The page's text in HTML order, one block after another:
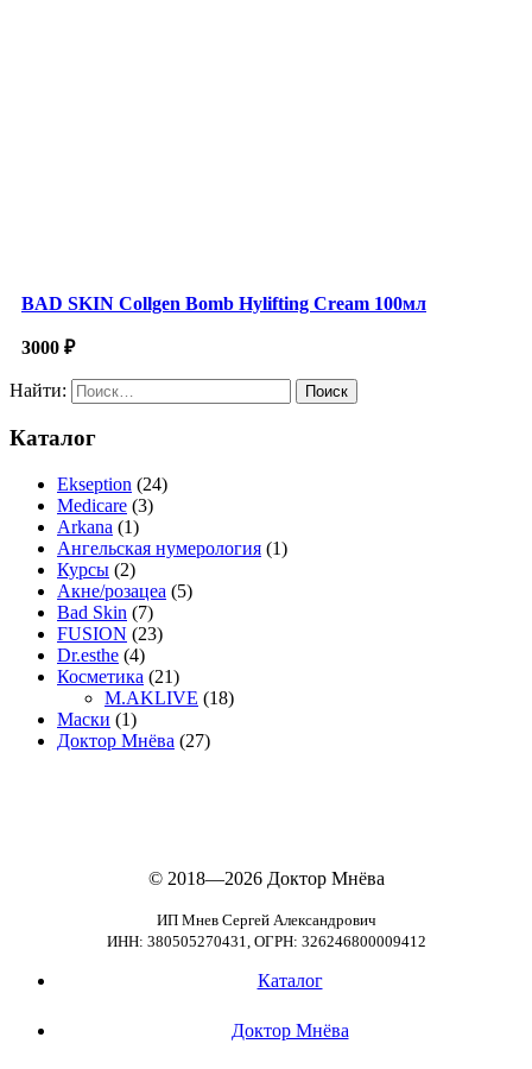
BAD SKIN Collgen Bomb Hylifting Cream 100мл
3000 ₽
Найти:
Каталог
Ekseption (24)
Medicare (3)
Arkana (1)
Ангельская нумерология (1)
Курсы (2)
Акне/розацеа (5)
Bad Skin (7)
FUSION (23)
Dr.esthe (4)
Косметика (21)
M.AKLIVE (18)
Маски (1)
Доктор Мнёва (27)
© 2018—2026Доктор Мнёва
ИП Мнев Сергей Александрович
ИНН: 380505270431, ОГРН: 326246800009412
Каталог
Доктор Мнёва